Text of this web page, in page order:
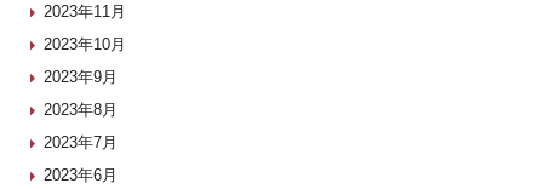
2023年11月
2023年10月
2023年9月
2023年8月
2023年7月
2023年6月